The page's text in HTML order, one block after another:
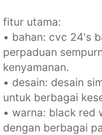
fitur utama:
• bahan: cvc 24's
perpaduan
kenyamanan.
• desain: desain
untuk berbagai
• warna: black red
dengan berbagai